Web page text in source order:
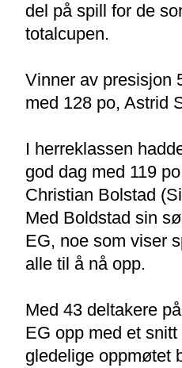
del på spill for de
totalcupen.
Vinner av presisjon
med 128 po, Astrid
I herreklassen
god dag med 119
Christian Bolstad
Med Boldstad sin
EG, noe som viser
alle til å nå opp.
Med 43 deltakere
EG opp med et
gledelige oppmøtet